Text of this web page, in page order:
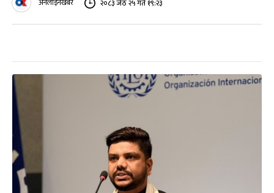
अनलाइनखबर २०८३ जेठ २५ गते १९:२३